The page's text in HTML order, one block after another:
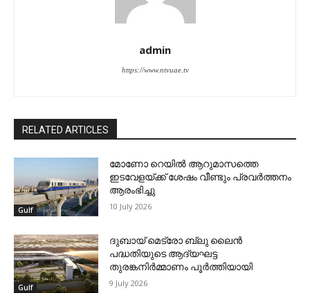
admin
https://www.ntvuae.tv
RELATED ARTICLES
Gulf
മോണോ റെയില്‍ ആറുമാസത്തെ
ഇടവേളയ്ക്ക് ശേഷം വീണ്ടും പ്രവര്‍ത്തനം
ആരംഭിച്ചു
10 July 2026
Gulf
ദുബായ് മെട്രോ ബ്ലു ലൈന്‍
പദ്ധതിയുടെ ആദ്യഘട്ട
തുരങ്കനിര്‍മ്മാണം പൂര്‍ത്തിയായി
9 July 2026